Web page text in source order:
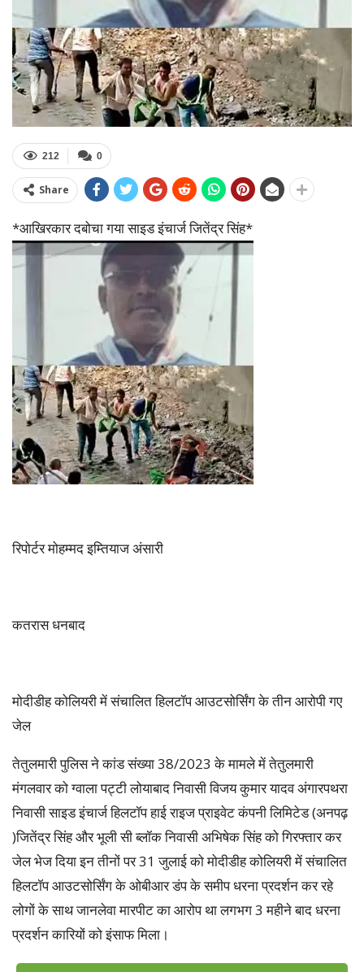
0
212
Share
*आखिरकार दबोचा गया साइड इंचार्ज जितेंद्र सिंह*
रिपोर्टर मोहम्मद इम्तियाज अंसारी
कतरास धनबाद
मोदीडीह कोलियरी में संचालित हिलटॉप आउटसोर्सिंग के तीन आरोपी गए
जेल
तेतुलमारी पुलिस ने कांड संख्या 38/2023 के मामले में तेतुलमारी
मंगलवार को ग्वाला पट्टी लोयाबाद निवासी विजय कुमार यादव अंगारपथरा
निवासी साइड इंचार्ज हिलटॉप हाई राइज प्राइवेट कंपनी लिमिटेड (अनपढ़
)जितेंद्र सिंह और भूली सी ब्लॉक निवासी अभिषेक सिंह को गिरफ्तार कर
जेल भेज दिया इन तीनों पर 31 जुलाई को मोदीडीह कोलियरी में संचालित
हिलटॉप आउटसोर्सिंग के ओबीआर डंप के समीप धरना प्रदर्शन कर रहे
लोगों के साथ जानलेवा मारपीट का आरोप था लगभग 3 महीने बाद धरना
प्रदर्शन कारियों को इंसाफ मिला।